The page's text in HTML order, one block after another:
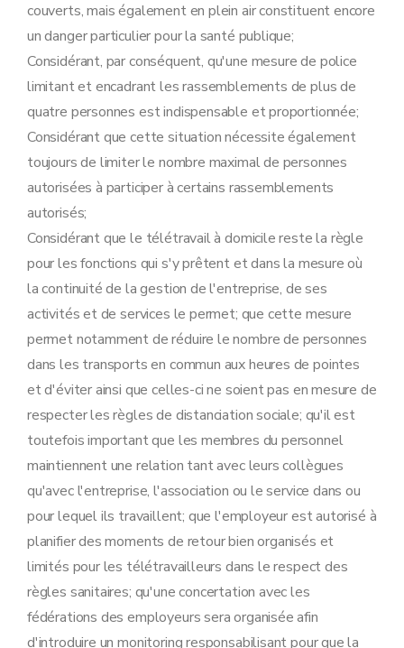
couverts, mais également en plein air constituent encore
un danger particulier pour la santé publique;
Considérant, par conséquent, qu'une mesure de police
limitant et encadrant les rassemblements de plus de
quatre personnes est indispensable et proportionnée;
Considérant que cette situation nécessite également
toujours de limiter le nombre maximal de personnes
autorisées à participer à certains rassemblements
autorisés;
Considérant que le télétravail à domicile reste la règle
pour les fonctions qui s'y prêtent et dans la mesure où
la continuité de la gestion de l'entreprise, de ses
activités et de services le permet; que cette mesure
permet notamment de réduire le nombre de personnes
dans les transports en commun aux heures de pointes
et d'éviter ainsi que celles-ci ne soient pas en mesure de
respecter les règles de distanciation sociale; qu'il est
toutefois important que les membres du personnel
maintiennent une relation tant avec leurs collègues
qu'avec l'entreprise, l'association ou le service dans ou
pour lequel ils travaillent; que l'employeur est autorisé à
planifier des moments de retour bien organisés et
limités pour les télétravailleurs dans le respect des
règles sanitaires; qu'une concertation avec les
fédérations des employeurs sera organisée afin
d'introduire un monitoring responsabilisant pour que la